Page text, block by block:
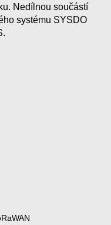
Nedílnou součástí
systému SYSDO